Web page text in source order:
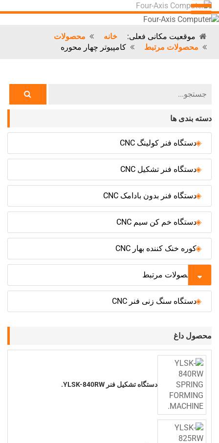
موقعیت مکانی فعلی: خانه
محصولات
محصولات مرتبط
کامپیوتر چهار محوره
دسته بندی ها
دستگاه فنر کولینگ CNC
دستگاه فنر تشکیل CNC
دستگاه فنر بدون بادامک CNC
دستگاه خم کن سیم CNC
کوره خنک کننده بهار CNC
محصولات مرتبط
دستگاه سنگ زنی فنر CNC
محصول داغ
دستگاه تشکیل فنر YLSK-840RW.